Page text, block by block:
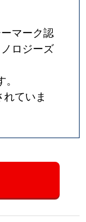
マーク認
ロジーズ
ていま